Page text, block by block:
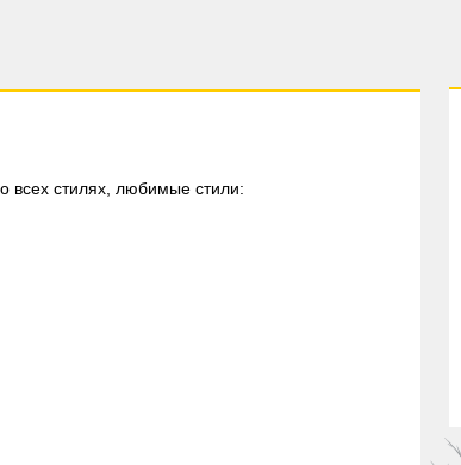
всех стилях, любимые стили: